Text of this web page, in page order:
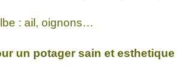
: ail, oignons…
un potager sain et esthetique